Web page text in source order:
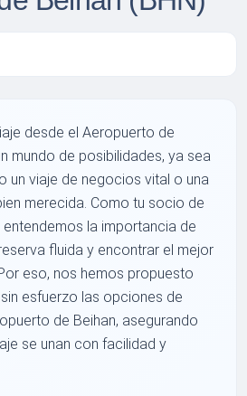
desde el Aeropuerto de
mundo de posibilidades, ya sea
un viaje de negocios vital o una
merecida. Como tu socio de
la importancia de
fluida y encontrar el mejor
eso, nos hemos propuesto
esfuerzo las opciones de
de Beihan, asegurando
se unan con facilidad y